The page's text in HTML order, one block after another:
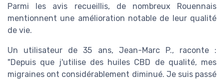
Parmi les avis recueillis, de nombreux Rouennais
mentionnent une amélioration notable de leur qualité
de vie.
Un utilisateur de 35 ans, Jean-Marc P., raconte :
"Depuis que j'utilise des huiles CBD de qualité, mes
migraines ont considérablement diminué. Je suis passé